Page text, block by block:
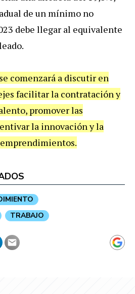
de un mínimo no
debe llegar al equivalente
.
se comenzará a discutir en
facilitarla contratacióny
, promoverlas
la innovaciónyla
emprendimientos.
TRABAJO